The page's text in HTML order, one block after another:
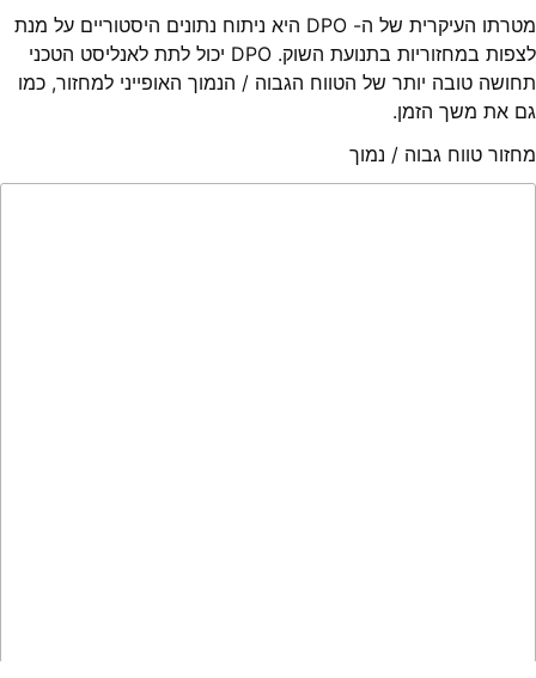
מטרתו העיקרית של ה- DPO היא ניתוח נתונים היסטוריים על מנת
לצפות במחזוריות בתנועת השוק. DPO יכול לתת לאנליסט הטכני
תחושה טובה יותר של הטווח הגבוה / הנמוך האופייני למחזור, כמו
גם את משך הזמן.
מחזור טווח גבוה / נמוך